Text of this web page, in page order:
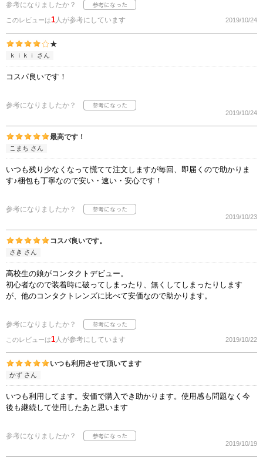
参考になりましたか？
このレビューは1人が参考にしています 2019/10/24
★
ｋｉｋｉ さん
コスパ良いです！
参考になりましたか？
2019/10/24
最高です！
こまち さん
いつも残り少なくなって慌てて注文しますが毎回、即届くので助かりま
す♪梱包も丁寧なので安い・速い・安心です！
参考になりましたか？
2019/10/23
コスパ良いです。
さき さん
高校生の娘がコンタクトデビュー。
初心者なので装着時に破ってしまったり、無くしてしまったりします
が、他のコンタクトレンズに比べて安価なので助かります。
参考になりましたか？
このレビューは1人が参考にしています 2019/10/22
いつも利用させて頂いてます
かず さん
いつも利用してます。安価で購入でき助かります。使用感も問題なく今
後も継続して使用したあと思います
参考になりましたか？
2019/10/19